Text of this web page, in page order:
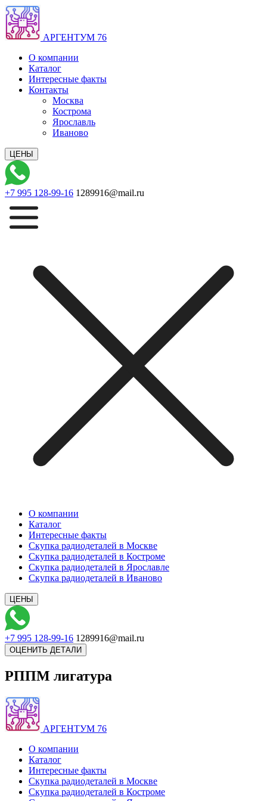
АРГЕНТУМ 76
О компании
Каталог
Интересные факты
Контакты
Москва
Кострома
Ярославль
Иваново
+7 995 128-99-16 1289916@mail.ru
О компании
Каталог
Интересные факты
Скупка радиодеталей в Москве
Скупка радиодеталей в Костроме
Скупка радиодеталей в Ярославле
Скупка радиодеталей в Иваново
+7 995 128-99-16 1289916@mail.ru
РППМ лигатура
АРГЕНТУМ 76
О компании
Каталог
Интересные факты
Скупка радиодеталей в Москве
Скупка радиодеталей в Костроме